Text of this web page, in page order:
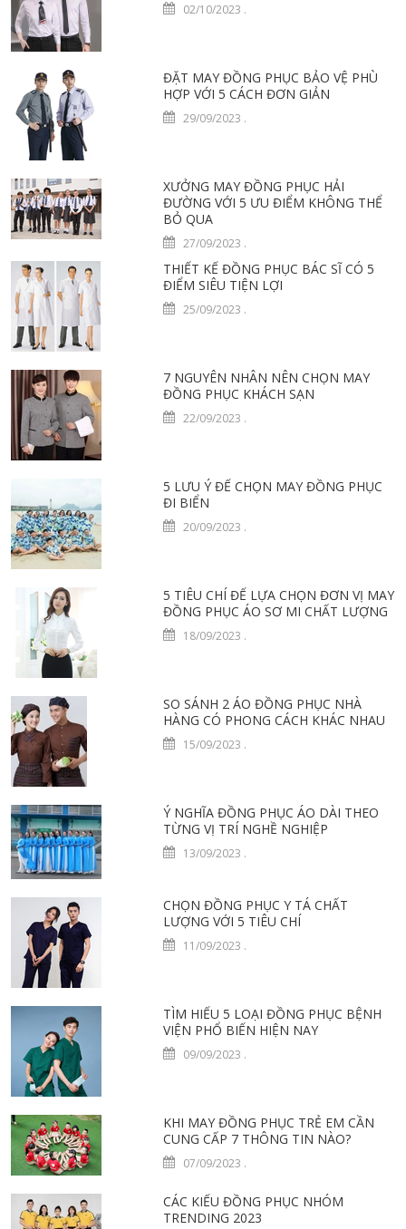
02/10/2023 .
ĐẶT MAY ĐỒNG PHỤC BẢO VỆ PHÙ
HỢP VỚI 5 CÁCH ĐƠN GIẢN
29/09/2023 .
XƯỞNG MAY ĐỒNG PHỤC HẢI
ĐƯỜNG VỚI 5 ƯU ĐIỂM KHÔNG THỂ
BỎ QUA
27/09/2023 .
THIẾT KẾ ĐỒNG PHỤC BÁC SĨ CÓ 5
ĐIỂM SIÊU TIỆN LỢI
25/09/2023 .
7 NGUYÊN NHÂN NÊN CHỌN MAY
ĐỒNG PHỤC KHÁCH SẠN
22/09/2023 .
5 LƯU Ý ĐỂ CHỌN MAY ĐỒNG PHỤC
ĐI BIỂN
20/09/2023 .
5 TIÊU CHÍ ĐỂ LỰA CHỌN ĐƠN VỊ MAY
ĐỒNG PHỤC ÁO SƠ MI CHẤT LƯỢNG
18/09/2023 .
SO SÁNH 2 ÁO ĐỒNG PHỤC NHÀ
HÀNG CÓ PHONG CÁCH KHÁC NHAU
15/09/2023 .
Ý NGHĨA ĐỒNG PHỤC ÁO DÀI THEO
TỪNG VỊ TRÍ NGHỀ NGHIỆP
13/09/2023 .
CHỌN ĐỒNG PHỤC Y TÁ CHẤT
LƯỢNG VỚI 5 TIÊU CHÍ
11/09/2023 .
TÌM HIỂU 5 LOẠI ĐỒNG PHỤC BỆNH
VIỆN PHỔ BIẾN HIỆN NAY
09/09/2023 .
KHI MAY ĐỒNG PHỤC TRẺ EM CẦN
CUNG CẤP 7 THÔNG TIN NÀO?
07/09/2023 .
CÁC KIỂU ĐỒNG PHỤC NHÓM
TRENDING 2023